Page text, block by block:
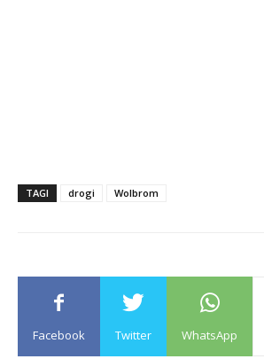
TAGI drogi Wolbrom
Facebook Twitter WhatsApp